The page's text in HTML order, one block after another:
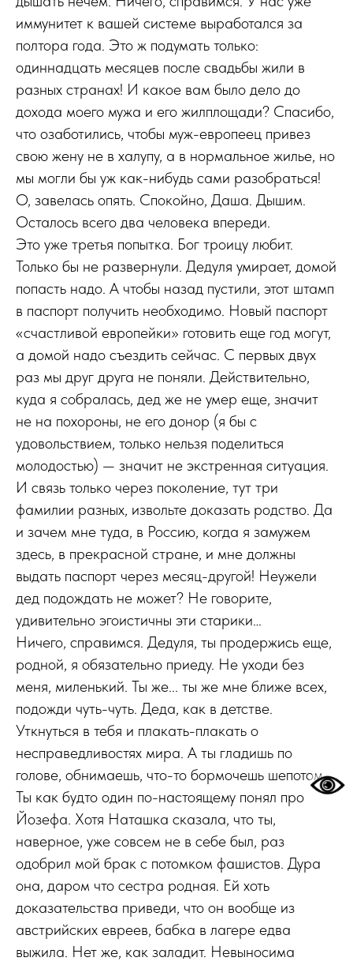
иммунитет к вашей системе выработался за
полтора года. Это ж подумать только:
одиннадцать месяцев после свадьбы жили в
разных странах! И какое вам было дело до
дохода моего мужа и его жилплощади? Спасибо,
что озаботились, чтобы муж-европеец привез
свою жену не в халупу, а в нормальное жилье, но
мы могли бы уж как-нибудь сами разобраться!
О, завелась опять. Спокойно, Даша. Дышим.
Осталось всего два человека впереди.
Это уже третья попытка. Бог троицу любит.
Только бы не развернули. Дедуля умирает, домой
попасть надо. А чтобы назад пустили, этот штамп
в паспорт получить необходимо. Новый паспорт
«счастливой европейки» готовить еще год могут,
а домой надо съездить сейчас. С первых двух
раз мы друг друга не поняли. Действительно,
куда я собралась, дед же не умер еще, значит
не на похороны, не его донор (я бы с
удовольствием, только нельзя поделиться
молодостью) — значит не экстренная ситуация.
И связь только через поколение, тут три
фамилии разных, извольте доказать родство. Да
и зачем мне туда, в Россию, когда я замужем
здесь, в прекрасной стране, и мне должны
выдать паспорт через месяц-другой! Неужели
дед подождать не может? Не говорите,
удивительно эгоистичны эти старики…
Ничего, справимся. Дедуля, ты продержись еще,
родной, я обязательно приеду. Не уходи без
меня, миленький. Ты же... ты же мне ближе всех,
подожди чуть-чуть. Деда, как в детстве.
Уткнуться в тебя и плакать-плакать о
несправедливостях мира. А ты гладишь по
голове, обнимаешь, что-то бормочешь шепотом.
Ты как будто один по-настоящему понял про
Йозефа. Хотя Наташка сказала, что ты,
наверное, уже совсем не в себе был, раз
одобрил мой брак с потомком фашистов. Дура
она, даром что сестра родная. Ей хоть
доказательства приведи, что он вообще из
австрийских евреев, бабка в лагере едва
выжила. Нет же, как заладит. Невыносима